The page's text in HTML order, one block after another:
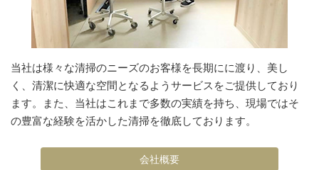
当社は様々な清掃のニーズのお客様を長期にに渡り、美し
く、清潔に快適な空間となるようサービスをご提供しており
ます。また、当社はこれまで多数の実績を持ち、現場ではそ
の豊富な経験を活かした清掃を徹底しております。
会社概要